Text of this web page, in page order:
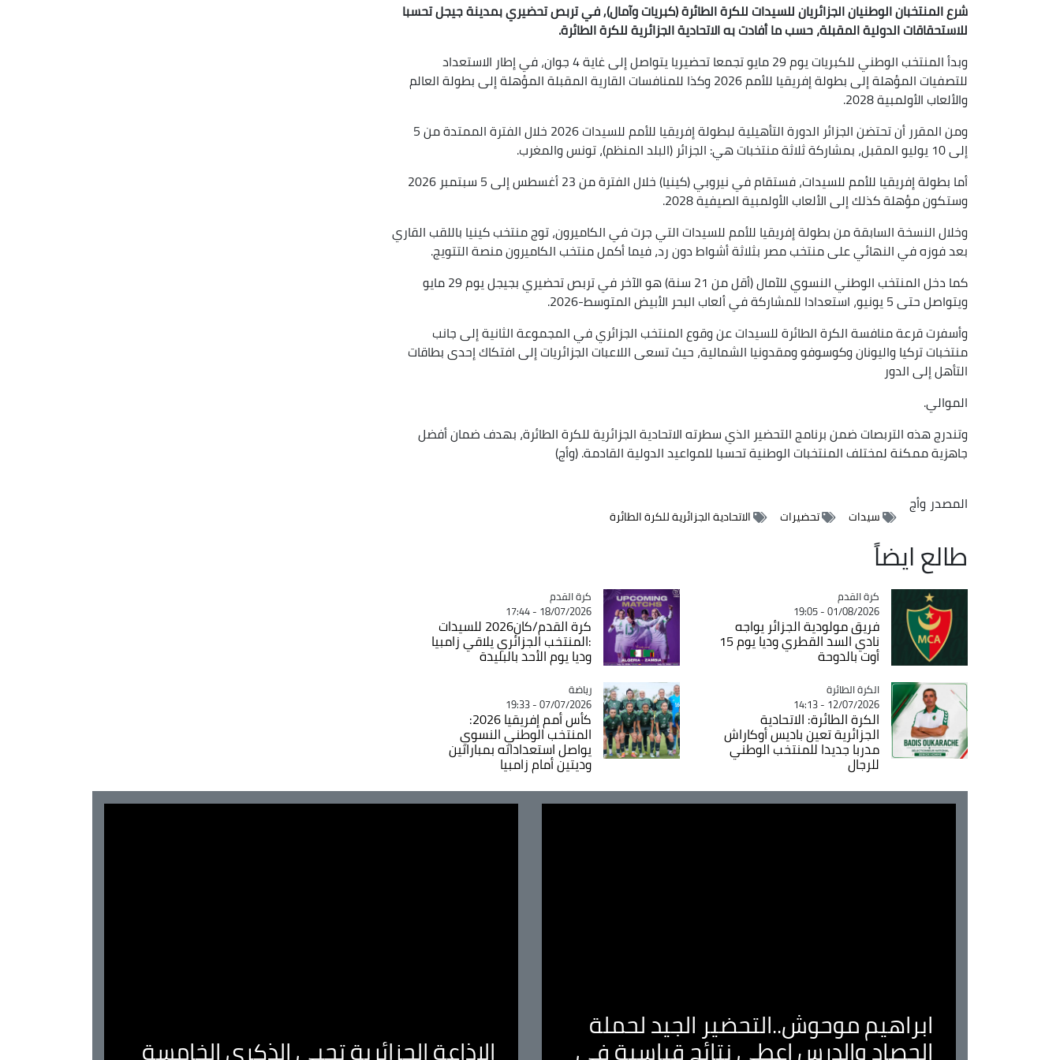
شرع المنتخبان الوطنيان الجزائريان للسيدات للكرة الطائرة (كبريات وآمال), في تربص تحضيري بمدينة جيجل تحسبا
للاستحقاقات الدولية المقبلة، حسب ما أفادت به الاتحادية الجزائرية للكرة الطائرة.
وبدأ المنتخب الوطني للكبريات يوم 29 مايو تجمعا تحضيريا يتواصل إلى غاية 4 جوان، في إطار الاستعداد
للتصفيات المؤهلة إلى بطولة إفريقيا للأمم 2026 وكذا للمنافسات القارية المقبلة المؤهلة إلى بطولة العالم
والألعاب الأولمبية 2028.
ومن المقرر أن تحتضن الجزائر الدورة التأهيلية لبطولة إفريقيا للأمم للسيدات 2026 خلال الفترة الممتدة من 5
إلى 10 يوليو المقبل، بمشاركة ثلاثة منتخبات هي: الجزائر (البلد المنظم)، تونس والمغرب.
أما بطولة إفريقيا للأمم للسيدات، فستقام في نيروبي (كينيا) خلال الفترة من 23 أغسطس إلى 5 سبتمبر 2026
وستكون مؤهلة كذلك إلى الألعاب الأولمبية الصيفية 2028.
وخلال النسخة السابقة من بطولة إفريقيا للأمم للسيدات التي جرت في الكاميرون، توج منتخب كينيا باللقب القاري
بعد فوزه في النهائي على منتخب مصر بثلاثة أشواط دون رد، فيما أكمل منتخب الكاميرون منصة التتويج.
كما دخل المنتخب الوطني النسوي للآمال (أقل من 21 سنة) هو الآخر في تربص تحضيري بجيجل يوم 29 مايو
ويتواصل حتى 5 يونيو، استعدادا للمشاركة في ألعاب البحر الأبيض المتوسط-2026.
وأسفرت قرعة منافسة الكرة الطائرة للسيدات عن وقوع المنتخب الجزائري في المجموعة الثانية إلى جانب
منتخبات تركيا واليونان وكوسوفو ومقدونيا الشمالية، حيث تسعى اللاعبات الجزائريات إلى افتكاك إحدى بطاقات
التأهل إلى الدور
الموالي.
وتندرج هذه التربصات ضمن برنامج التحضير الذي سطرته الاتحادية الجزائرية للكرة الطائرة، بهدف ضمان أفضل
جاهزية ممكنة لمختلف المنتخبات الوطنية تحسبا للمواعيد الدولية القادمة. (وأج)
المصدر وأج
سيدات تحضيرات الاتحادية الجزائرية للكرة الطائرة
طالع ايضاً
Catégorie
كرة القدم
01/08/2026 - 19:05
فريق مولودية الجزائر يواجه
نادي السد القطري وديا يوم 15
أوت بالدوحة
Catégorie
كرة القدم
18/07/2026 - 17:44
كرة القدم/كان2026 للسيدات
:المنتخب الجزائري يلاقي زامبيا
وديا يوم الأحد بالبليدة
Catégorie
الكرة الطائرة
12/07/2026 - 14:13
الكرة الطائرة: الاتحادية
الجزائرية تعين باديس أوكاراش
مدربا جديدا للمنتخب الوطني
للرجال
Catégorie
رياضة
07/07/2026 - 19:33
كأس أمم إفريقيا 2026:
المنتخب الوطني النسوي
يواصل استعداداته بمباراتين
وديتين أمام زامبيا
ابراهيم موحوش..التحضير الجيد لحملة
الحصاد والدرس اعطى نتائج قياسية في الإذاعة الجزائرية تحيي الذكرى الخامسة